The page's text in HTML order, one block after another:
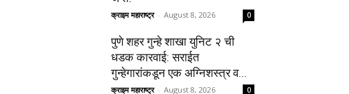
क्राइम महाराष्ट्र - August 8, 2026 0
पुणे शहर गुन्हे शाखा युनिट २ ची
धडक कारवाई: सराईत
गुन्हेगारांकडून एक अग्निशस्त्र व...
क्राइम महाराष्ट्र - August 8, 2026 0